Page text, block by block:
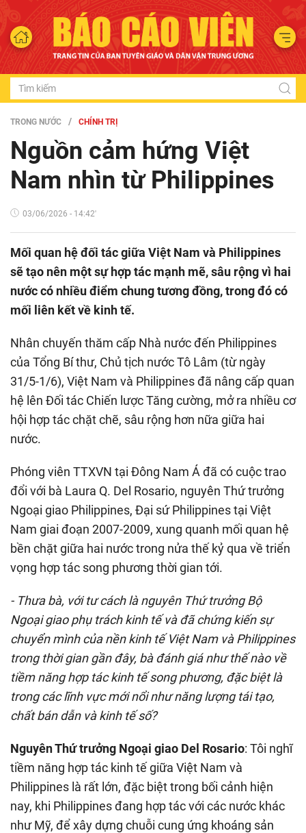
TRONG NƯỚC CHÍNH TRỊ
Nguồn cảm hứng Việt
Nam nhìn từ Philippines
03/06/2026 - 14:42'
Mối quan hệ đối tác giữa Việt Nam và Philippines
sẽ tạo nên một sự hợp tác mạnh mẽ, sâu rộng vì hai
nước có nhiều điểm chung tương đồng, trong đó có
mối liên kết về kinh tế.
Nhân chuyến thăm cấp Nhà nước đến Philippines
của Tổng Bí thư, Chủ tịch nước Tô Lâm (từ ngày
31/5-1/6), Việt Nam và Philippines đã nâng cấp quan
hệ lên Đối tác Chiến lược Tăng cường, mở ra nhiều cơ
hội hợp tác chặt chẽ, sâu rộng hơn nữa giữa hai
nước.
Phóng viên TTXVN tại Đông Nam Á đã có cuộc trao
đổi với bà Laura Q. Del Rosario, nguyên Thứ trưởng
Ngoại giao Philippines, Đại sứ Philippines tại Việt
Nam giai đoạn 2007-2009, xung quanh mối quan hệ
bền chặt giữa hai nước trong nửa thế kỷ qua về triển
vọng hợp tác song phương thời gian tới.
- Thưa bà, với tư cách là nguyên Thứ trưởng Bộ
Ngoại giao phụ trách kinh tế và đã chứng kiến sự
chuyển mình của nền kinh tế Việt Nam và Philippines
trong thời gian gần đây, bà đánh giá như thế nào về
tiềm năng hợp tác kinh tế song phương, đặc biệt là
trong các lĩnh vực mới nổi như năng lượng tái tạo,
chất bán dẫn và kinh tế số?
Nguyên Thứ trưởng Ngoại giao Del Rosario: Tôi nghĩ
tiềm năng hợp tác kinh tế giữa Việt Nam và
Philippines là rất lớn, đặc biệt trong bối cảnh hiện
nay, khi Philippines đang hợp tác với các nước khác
như Mỹ, để xây dựng chuỗi cung ứng khoáng sản